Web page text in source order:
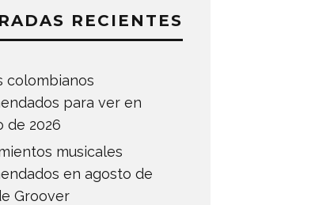
RECIENTES
colombianos
para ver en
de 2026
musicales
en agosto de
Groover